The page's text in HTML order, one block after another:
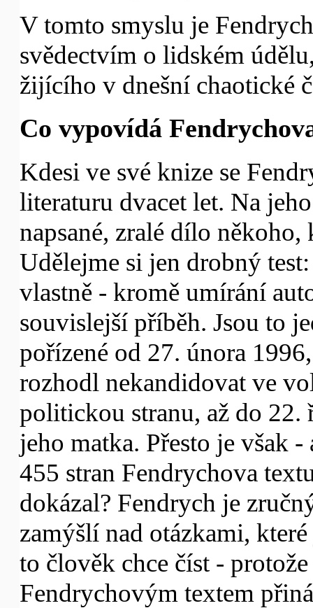
V tomto smyslu je
svědectvím o lidském
žijícího v dnešní chaotické
Co vypovídá
Kdesi ve své knize se
literaturu dvacet let. Na
napsané, zralé dílo
Udělejme si jen drobný
vlastně - kromě umírání
souvislejší příběh. Jsou to
pořízené od 27. února
rozhodl nekandidovat ve
politickou stranu, až do 22.
jeho matka. Přesto je však
455 stran Fendrychova
dokázal? Fendrych je
zamýšlí nad otázkami,
to člověk chce číst -
Fendrychovým textem